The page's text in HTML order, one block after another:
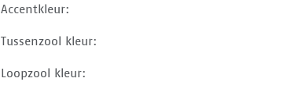
Accentkleur:
Tussenzool kleur:
Loopzool kleur: